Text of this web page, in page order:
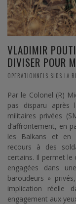
VLADIMIR
DIVISER POUR
OPERATIONNELS SLDS LA
Par le Colonel (R)
pas disparu
militaires privées
d’affrontement, en
les Balkans et en
recours à des
certains. Il permet
engagées dans
baroudeurs »
implication réelle
engagement aux